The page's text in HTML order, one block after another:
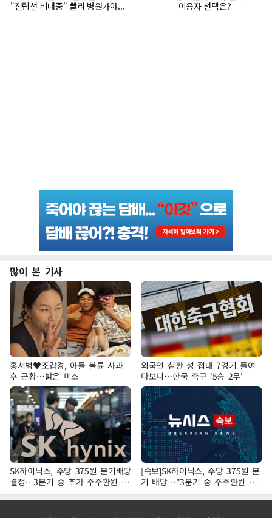
많이 본 기사
홍서범♥조갑경, 아들 불륜 사과
후 근황…밝은 미소
외국인 심판 성 접대 7경기 들여
다보니…한국 축구 '5승 2무'
SK하이닉스, 주당 375원 분기배당
결정…3분기 중 추가 주주환원 발
표
[속보]SK하이닉스, 주당 375원 분
기 배당…"3분기 중 주주환원 방
안 확정"